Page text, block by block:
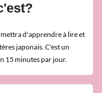
d'apprendre à lire et
japonais. C'est un
15 minutes par jour.